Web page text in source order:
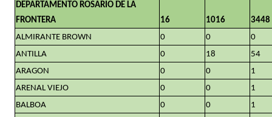
DEPARTAMENTO ROSARIO DE LA
FRONTERA
16 1016
3448
ALMIRANTE BROWN
0 0
0
ANTILLA
0 18
54
ARAGON
0 0
1
ARENAL VIEJO
0 0
1
BALBOA
0 0
1